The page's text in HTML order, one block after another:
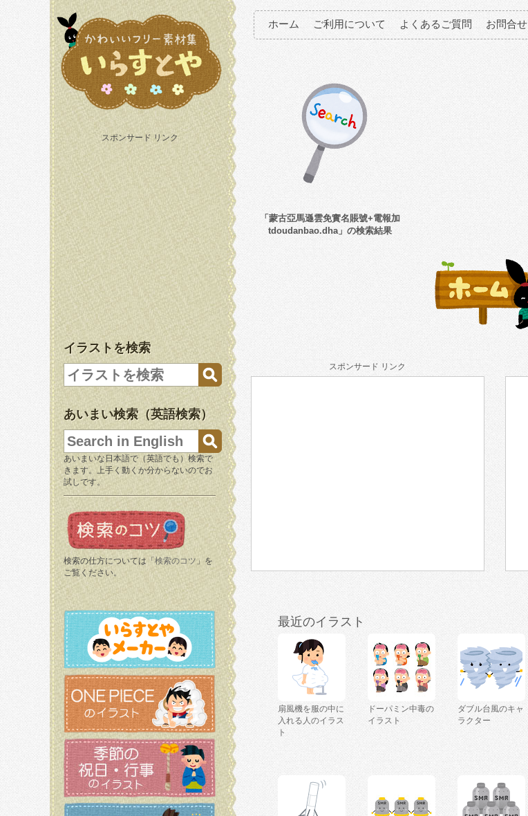
スポンサード リンク
イラストを検索
あいまい検索（英語検索）
あいまいな日本語で（英語でも）検索で
きます。上手く動くか分からないのでお
試しです。
検索の仕方については「 検索のコツ 」を
ご覧ください。
ホーム ご利用について よくあるご質問 お問合せ
「蒙古亞馬遜雲免實名賬號+電報加
tdoudanbao.dha」の検索結果
スポンサード リンク
最近のイラスト
扇風機を服の中に
入れる人のイラス
ト
ドーパミン中毒の
イラスト
ダブル台風のキャ
ラクター